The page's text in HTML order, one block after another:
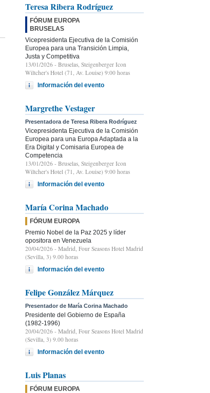
Teresa Ribera Rodríguez
FÓRUM EUROPA
BRUSELAS
Vicepresidenta Ejecutiva de la Comisión
Europea para una Transición Limpia,
Justa y Competitiva
13/01/2026 - Bruselas, Steigenberger Icon
Wiltcher's Hotel (71, Av. Louise) 9:00 horas
Información del evento
Margrethe Vestager
Presentadora de Teresa Ribera Rodríguez
Vicepresidenta Ejecutiva de la Comisión
Europea para una Europa Adaptada a la
Era Digital y Comisaria Europea de
Competencia
13/01/2026 - Bruselas, Steigenberger Icon
Wiltcher's Hotel (71, Av. Louise) 9:00 horas
Información del evento
María Corina Machado
FÓRUM EUROPA
Premio Nobel de la Paz 2025 y líder
opositora en Venezuela
20/04/2026 - Madrid, Four Seasons Hotel Madrid
(Sevilla, 3) 9.00 horas
Información del evento
Felipe González Márquez
Presentador de María Corina Machado
Presidente del Gobierno de España
(1982-1996)
20/04/2026 - Madrid, Four Seasons Hotel Madrid
(Sevilla, 3) 9.00 horas
Información del evento
Luis Planas
FÓRUM EUROPA